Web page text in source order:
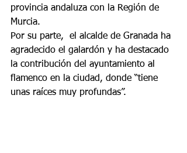
provincia andaluza con la Región de
Murcia.
Por su parte,  el alcalde de Granada ha
agradecido el galardón y ha destacado
la contribución del ayuntamiento al
flamenco en la ciudad, donde “tiene
unas raíces muy profundas”.